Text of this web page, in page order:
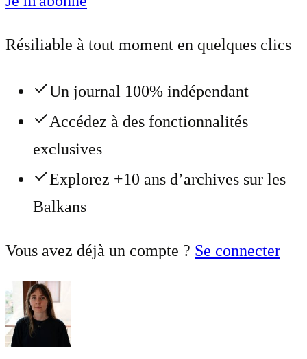
Résiliable à tout moment en quelques clics
Un journal 100% indépendant
Accédez à des fonctionnalités
exclusives
Explorez +10 ans d’archives sur les
Balkans
Vous avez déjà un compte ? Se connecter